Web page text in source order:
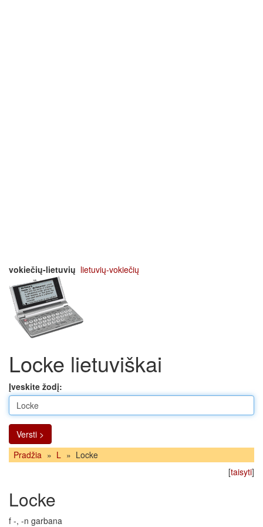
vokiečių-lietuvių lietuvių-vokiečių
Locke lietuviškai
Įveskite žodį:
Versti >
Pradžia » L » Locke
[taisyti]
Locke
f -, -n garbana